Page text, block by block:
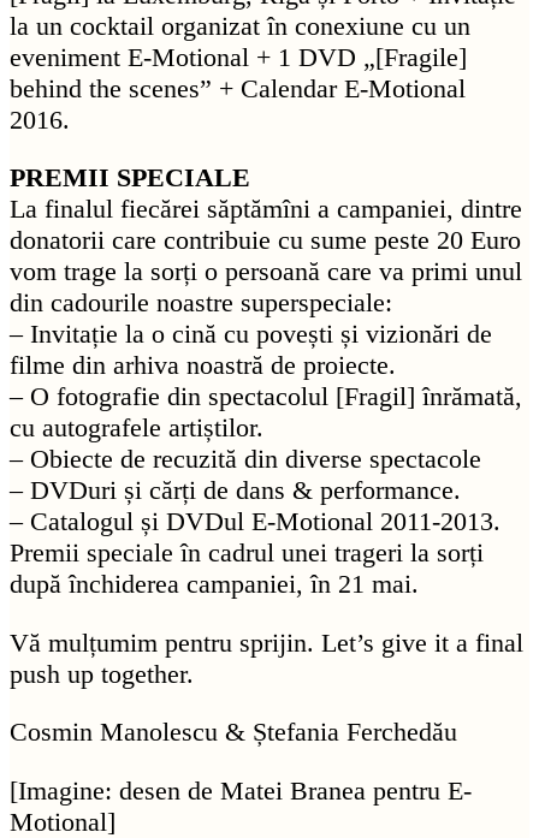
la un cocktail organizat în conexiune cu un
eveniment E-Motional + 1 DVD „[Fragile]
behind the scenes” + Calendar E-Motional
2016.
PREMII SPECIALE
La finalul fiecărei săptămîni a campaniei, dintre
donatorii care contribuie cu sume peste 20 Euro
vom trage la sorți o persoană care va primi unul
din cadourile noastre superspeciale:
– Invitație la o cină cu povești și vizionări de
filme din arhiva noastră de proiecte.
– O fotografie din spectacolul [Fragil] înrămată,
cu autografele artiștilor.
– Obiecte de recuzită din diverse spectacole
– DVDuri și cărți de dans & performance.
– Catalogul și DVDul E-Motional 2011-2013.
Premii speciale în cadrul unei trageri la sorți
după închiderea campaniei, în 21 mai.
Vă mulțumim pentru sprijin. Let’s give it a final
push up together.
Cosmin Manolescu & Ștefania Ferchedău
[Imagine: desen de Matei Branea pentru E-
Motional]